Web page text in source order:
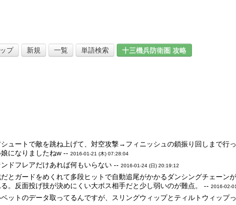
プ 新規 一覧 単語検索 十三機兵防衛圏 攻略
ュートで敵を跳ね上げて、対空攻撃→フィニッシュの鎖振り回しまで行
娘になりましたねw --2016-01-21 (木) 07:28:04
ンドフレアだけあれば何もいらない --2016-01-24 (日) 20:19:12
とガードをめくれて多段ヒットで自動追尾がかかるダンシングチェー
。反面投げ技が決めにくい大ボス相手だと少し弱いのが難点。 --2016-02-
ットのデータ取ってるんですが、スリングウィップとティルトウィッ